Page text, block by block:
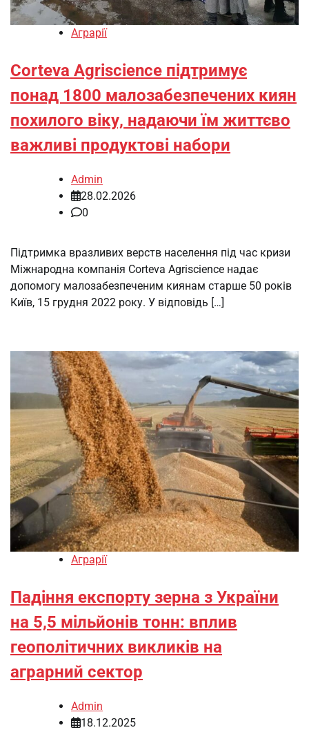
Аграрії
Corteva Agriscience підтримує
понад 1800 малозабезпечених киян
похилого віку, надаючи їм життєво
важливі продуктові набори
Admin
28.02.2026
0
Підтримка вразливих верств населення під час кризи
Міжнародна компанія Corteva Agriscience надає
допомогу малозабезпеченим киянам старше 50 років
Київ, 15 грудня 2022 року. У відповідь […]
Аграрії
Падіння експорту зерна з України
на 5,5 мільйонів тонн: вплив
геополітичних викликів на
аграрний сектор
Admin
18.12.2025